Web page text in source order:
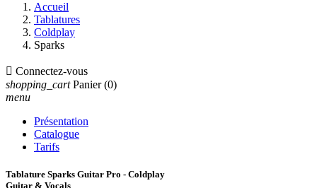
Accueil
Tablatures
Coldplay
Sparks
 Connectez-vous
shopping_cart Panier (0)
menu
Présentation
Catalogue
Tarifs
Tablature Sparks Guitar Pro - Coldplay
Guitar & Vocals